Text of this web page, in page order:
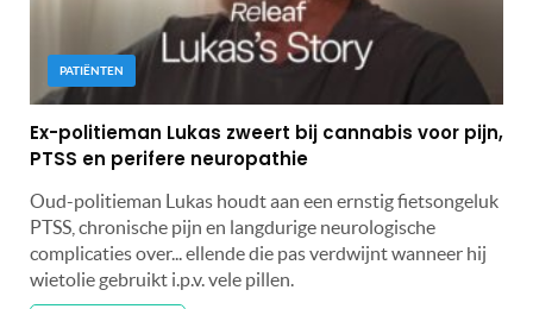
PATIËNTEN
Ex-politieman Lukas zweert bij cannabis voor pijn,
PTSS en perifere neuropathie
Oud-politieman Lukas houdt aan een ernstig fietsongeluk
PTSS, chronische pijn en langdurige neurologische
complicaties over... ellende die pas verdwijnt wanneer hij
wietolie gebruikt i.p.v. vele pillen.